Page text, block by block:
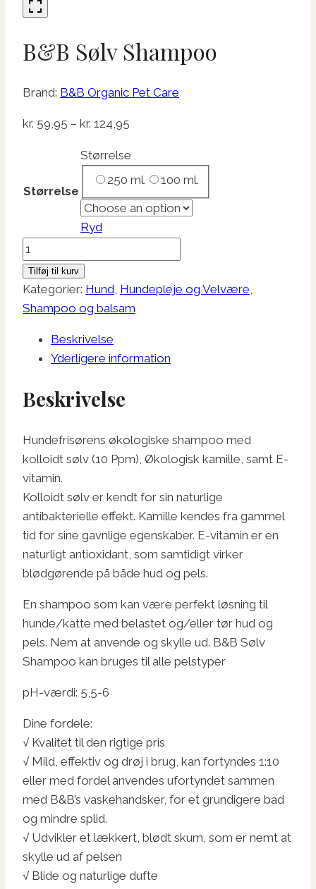
B&B Sølv Shampoo
Brand: B&B Organic Pet Care
kr. 59,95 – kr. 124,95
til
kr. 124,95
Størrelse
Størrelse
250 ml.
100 ml.
Ryd
B&B
Sølv
Shampoo
antal
Tilføj til kurv
Kategorier: Hund, Hundepleje og Velvære,
Shampoo og balsam
Beskrivelse
Yderligere information
Beskrivelse
Hundefrisørens økologiske shampoo med
kolloidt sølv (10 Ppm), Økologisk kamille, samt E-
vitamin.
Kolloidt sølv er kendt for sin naturlige
antibakterielle effekt. Kamille kendes fra gammel
tid for sine gavnlige egenskaber. E-vitamin er en
naturligt antioxidant, som samtidigt virker
blødgørende på både hud og pels.
En shampoo som kan være perfekt løsning til
hunde/katte med belastet og/eller tør hud og
pels. Nem at anvende og skylle ud. B&B Sølv
Shampoo kan bruges til alle pelstyper
pH-værdi: 5,5-6
Dine fordele:
√ Kvalitet til den rigtige pris
√ Mild, effektiv og drøj i brug, kan fortyndes 1:10
eller med fordel anvendes ufortyndet sammen
med B&B’s vaskehandsker, for et grundigere bad
og mindre splid.
√ Udvikler et lækkert, blødt skum, som er nemt at
skylle ud af pelsen
√ Blide og naturlige dufte